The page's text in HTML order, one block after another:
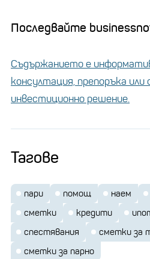
Последвайте
Съдържанието е
консултация, препоръка или
инвестиционно решение.
Тагове
пари помощ наем
сметки
кредити
спестявания
сметки за
сметки за парно